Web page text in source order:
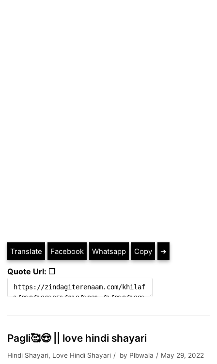
Translate Facebook Whatsapp Copy ➔
Quote Url: ❐
Pagli🥰😍 || love hindi shayari
Hindi Shayari, Love Hindi Shayari by Plbwala May 29, 2022